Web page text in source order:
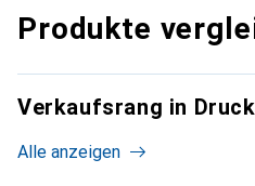
Produkte
Verkaufsrang in
Alle anzeigen